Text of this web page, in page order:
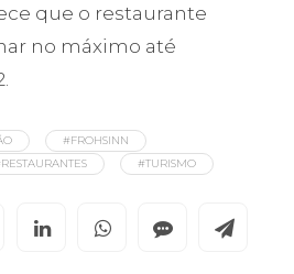
que o restaurante
no máximo até
#FROHSINN
#TURISMO